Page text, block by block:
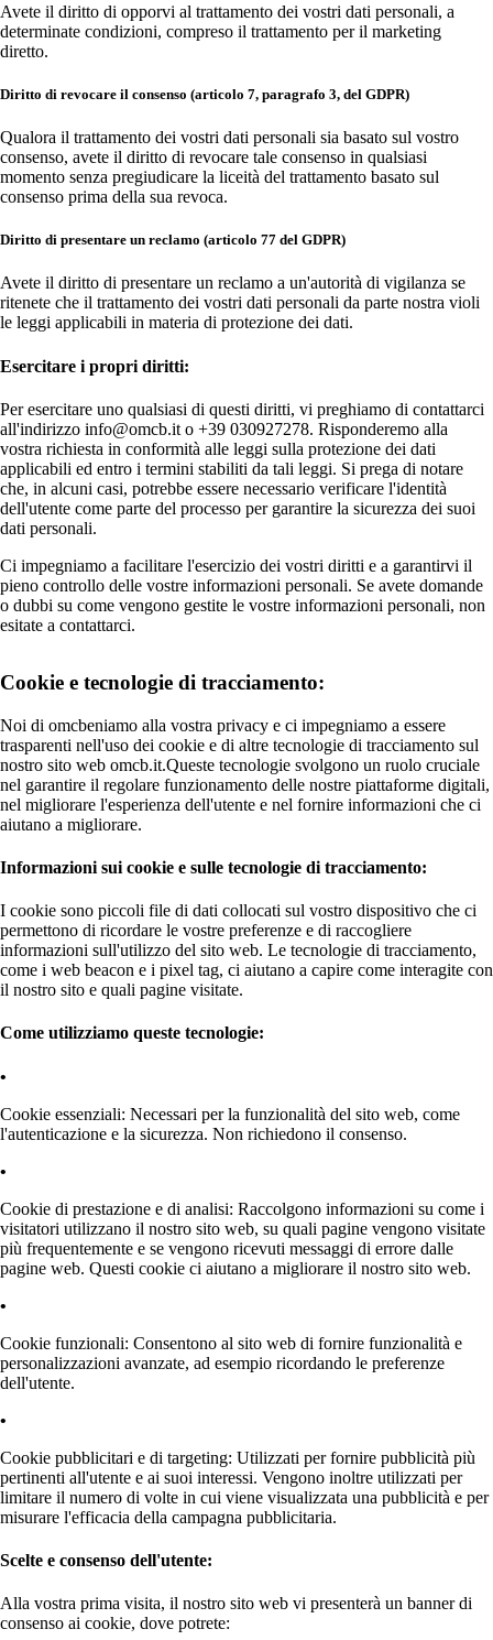
Avete il diritto di opporvi al trattamento dei vostri dati personali, a
determinate condizioni, compreso il trattamento per il marketing
diretto.
Diritto di revocare il consenso (articolo 7, paragrafo 3, del GDPR)
Qualora il trattamento dei vostri dati personali sia basato sul vostro
consenso, avete il diritto di revocare tale consenso in qualsiasi
momento senza pregiudicare la liceità del trattamento basato sul
consenso prima della sua revoca.
Diritto di presentare un reclamo (articolo 77 del GDPR)
Avete il diritto di presentare un reclamo a un'autorità di vigilanza se
ritenete che il trattamento dei vostri dati personali da parte nostra violi
le leggi applicabili in materia di protezione dei dati.
Esercitare i propri diritti:
Per esercitare uno qualsiasi di questi diritti, vi preghiamo di contattarci
all'indirizzo info@omcb.it o +39 030927278. Risponderemo alla
vostra richiesta in conformità alle leggi sulla protezione dei dati
applicabili ed entro i termini stabiliti da tali leggi. Si prega di notare
che, in alcuni casi, potrebbe essere necessario verificare l'identità
dell'utente come parte del processo per garantire la sicurezza dei suoi
dati personali.
Ci impegniamo a facilitare l'esercizio dei vostri diritti e a garantirvi il
pieno controllo delle vostre informazioni personali. Se avete domande
o dubbi su come vengono gestite le vostre informazioni personali, non
esitate a contattarci.
Cookie e tecnologie di tracciamento:
Noi di omcbeniamo alla vostra privacy e ci impegniamo a essere
trasparenti nell'uso dei cookie e di altre tecnologie di tracciamento sul
nostro sito web omcb.it.Queste tecnologie svolgono un ruolo cruciale
nel garantire il regolare funzionamento delle nostre piattaforme digitali,
nel migliorare l'esperienza dell'utente e nel fornire informazioni che ci
aiutano a migliorare.
Informazioni sui cookie e sulle tecnologie di tracciamento:
I cookie sono piccoli file di dati collocati sul vostro dispositivo che ci
permettono di ricordare le vostre preferenze e di raccogliere
informazioni sull'utilizzo del sito web. Le tecnologie di tracciamento,
come i web beacon e i pixel tag, ci aiutano a capire come interagite con
il nostro sito e quali pagine visitate.
Come utilizziamo queste tecnologie:
Cookie essenziali: Necessari per la funzionalità del sito web, come
l'autenticazione e la sicurezza. Non richiedono il consenso.
Cookie di prestazione e di analisi: Raccolgono informazioni su come i
visitatori utilizzano il nostro sito web, su quali pagine vengono visitate
più frequentemente e se vengono ricevuti messaggi di errore dalle
pagine web. Questi cookie ci aiutano a migliorare il nostro sito web.
Cookie funzionali: Consentono al sito web di fornire funzionalità e
personalizzazioni avanzate, ad esempio ricordando le preferenze
dell'utente.
Cookie pubblicitari e di targeting: Utilizzati per fornire pubblicità più
pertinenti all'utente e ai suoi interessi. Vengono inoltre utilizzati per
limitare il numero di volte in cui viene visualizzata una pubblicità e per
misurare l'efficacia della campagna pubblicitaria.
Scelte e consenso dell'utente:
Alla vostra prima visita, il nostro sito web vi presenterà un banner di
consenso ai cookie, dove potrete: